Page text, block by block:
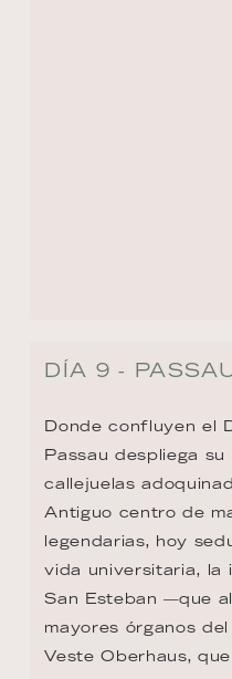
legendarias, hoy
San Esteban —que
mayores órganos
Veste Oberhaus,
orillas de tres ríos.